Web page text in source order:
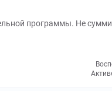
программы. Не